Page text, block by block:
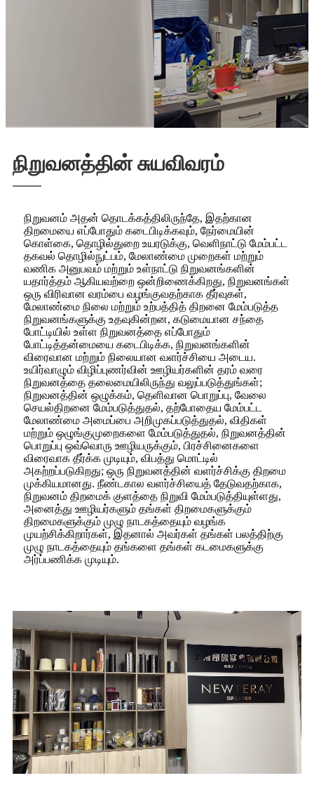
நிறுவனத்தின் சுயவிவரம்
நிறுவனம் அதன் தொடக்கத்திலிருந்தே, இதற்கான
திறமையை எப்போதும் கடைபிடிக்கவும், நேர்மையின்
கொள்கை, தொழில்துறை உயரடுக்கு, வெளிநாட்டு மேம்பட்ட
தகவல் தொழில்நுட்பம், மேலாண்மை முறைகள் மற்றும்
வணிக அனுபவம் மற்றும் உள்நாட்டு நிறுவனங்களின்
யதார்த்தம் ஆகியவற்றை ஒன்றிணைக்கிறது, நிறுவனங்கள்
ஒரு விரிவான வரம்பை வழங்குவதற்காக தீர்வுகள்,
மேலாண்மை நிலை மற்றும் உற்பத்தித் திறனை மேம்படுத்த
நிறுவனங்களுக்கு உதவுகின்றன, கடுமையான சந்தை
போட்டியில் உள்ள நிறுவனத்தை எப்போதும்
போட்டித்தன்மையை கடைபிடிக்க, நிறுவனங்களின்
விரைவான மற்றும் நிலையான வளர்ச்சியை அடைய.
உயிர்வாழும் விழிப்புணர்வின் ஊழியர்களின் தரம் வரை
நிறுவனத்தை தலைமையிலிருந்து வலுப்படுத்துங்கள்;
நிறுவனத்தின் ஒழுக்கம், தெளிவான பொறுப்பு, வேலை
செயல்திறனை மேம்படுத்துதல், தற்போதைய மேம்பட்ட
மேலாண்மை அமைப்பை அறிமுகப்படுத்துதல், விதிகள்
மற்றும் ஒழுங்குமுறைகளை மேம்படுத்துதல், நிறுவனத்தின்
பொறுப்பு ஒவ்வொரு ஊழியருக்கும், பிரச்சினைகளை
விரைவாக தீர்க்க முடியும், விபத்து மொட்டில்
அகற்றப்படுகிறது; ஒரு நிறுவனத்தின் வளர்ச்சிக்கு திறமை
முக்கியமானது. நீண்டகால வளர்ச்சியைத் தேடுவதற்காக,
நிறுவனம் திறமைக் குளத்தை நிறுவி மேம்படுத்தியுள்ளது,
அனைத்து ஊழியர்களும் தங்கள் திறமைகளுக்கும்
திறமைகளுக்கும் முழு நாடகத்தையும் வழங்க
முயற்சிக்கிறார்கள், இதனால் அவர்கள் தங்கள் பலத்திற்கு
முழு நாடகத்தையும் தங்களை தங்கள் கடமைகளுக்கு
அர்ப்பணிக்க முடியும்.